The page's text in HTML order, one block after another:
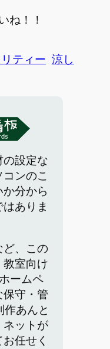
ね！！
ティー 涼し
の設定な
ンのこ
分から
ありま
ど、この
教室向け
ームペ
保守・管
あんと
ネットが
任せく